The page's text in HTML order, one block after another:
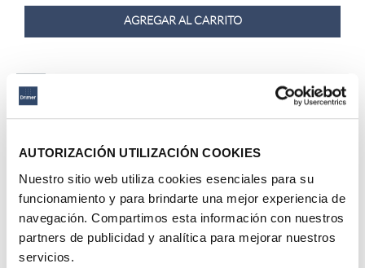
AUTORIZACIÓN UTILIZACIÓN COOKIES
Nuestro sitio web utiliza cookies esenciales para su
funcionamiento y para brindarte una mejor experiencia de
navegación. Compartimos esta información con nuestros
partners de publicidad y analítica para mejorar nuestros
servicios.
AGREGAR AL CARRITO
38 %